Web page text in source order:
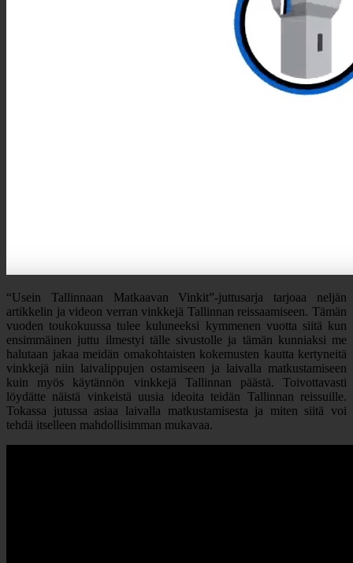
“Usein Tallinnaan Matkaavan Vinkit”-juttusarja tarjoaa neljän
artikkelin ja videon verran vinkkejä Tallinnan reissaamiseen. Tämän
vuoden toukokuussa tulee kuluneeksi kymmenen vuotta siitä kun
ensimmäinen juttu ilmestyi tälle sivustolle ja tämän kunniaksi me
halutaan jakaa meidän omakohtaisten kokemusten kautta kertyneitä
vinkkejä niin laivalippujen ostamiseen ja laivalla matkustamiseen
kuin myös käytännön vinkkejä Tallinnan päästä. Toivottavasti
löydätte näistä vinkeistä uusia ideoita teidän Tallinnan reissuille.
Tokassa jutussa asiaa laivalla matkustamisesta ja miten siitä voi
tehdä itselleen mahdollisimman mukavaa.